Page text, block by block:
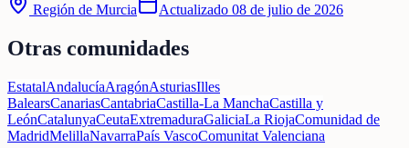
Región de Murcia Actualizado 08 de julio de 2026
Otras comunidades
EstatalAndalucíaAragónAsturiasIlles
BalearsCanariasCantabriaCastilla-La ManchaCastilla y
LeónCatalunyaCeutaExtremaduraGaliciaLa RiojaComunidad de
MadridMelillaNavarraPaís VascoComunitat Valenciana